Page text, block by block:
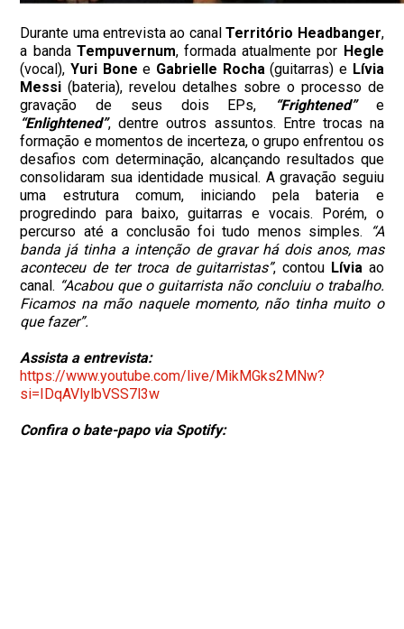
Durante uma entrevista ao canalTerritório Headbanger,
a banda Tempuvernum, formada atualmente por Hegle
(vocal),Yuri Bone e Gabrielle Rocha(guitarras) e Lívia
Messi (bateria), revelou detalhes sobre o processo de
gravação de seus dois EPs, “Frightened” e
“Enlightened”, dentre outros assuntos. Entre trocas na
formação e momentos de incerteza, o grupo enfrentou os
desafios com determinação, alcançando resultados que
consolidaram sua identidade musical. A gravação seguiu
uma estrutura comum, iniciando pela bateria e
progredindo para baixo, guitarras e vocais. Porém, o
percurso até a conclusão foi tudo menos simples.
“A
banda já tinha a intenção de gravar há dois anos, mas
aconteceu de ter troca de guitarristas”, contou Lívia ao
canal. “Acabou que o guitarrista não concluiu o trabalho.
Ficamos na mão naquele momento, não tinha muito o
que fazer”.
Assista a entrevista:
https://www.youtube.com/live/MikMGks2MNw?
si=IDqAVlylbVSS7l3w
Confira o bate-papo via Spotify: